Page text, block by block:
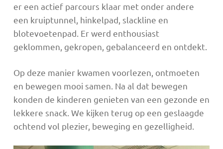
er een actief parcours klaar met onder andere
een kruiptunnel, hinkelpad, slackline en
blotevoetenpad. Er werd enthousiast
geklommen, gekropen, gebalanceerd en ontdekt.
Op deze manier kwamen voorlezen, ontmoeten
en bewegen mooi samen. Na al dat bewegen
konden de kinderen genieten van een gezonde en
lekkere snack. We kijken terug op een geslaagde
ochtend vol plezier, beweging en gezelligheid.